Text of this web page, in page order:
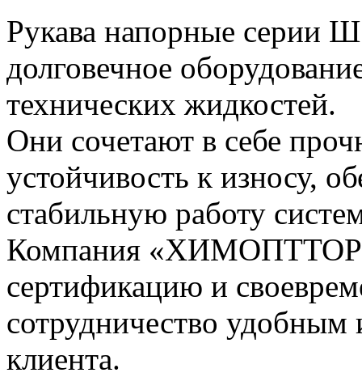
Рукава напорные серии
долговечное
технических жидкостей.
Они сочетают в себе
устойчивость к износу,
стабильную работу
Компания
сертификацию и
сотрудничество
клиента.